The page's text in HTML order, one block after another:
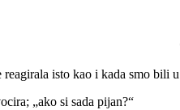
isto kao i kada smo bili
„ako si sada pijan?“